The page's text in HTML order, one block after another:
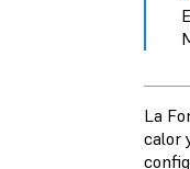
La
calor